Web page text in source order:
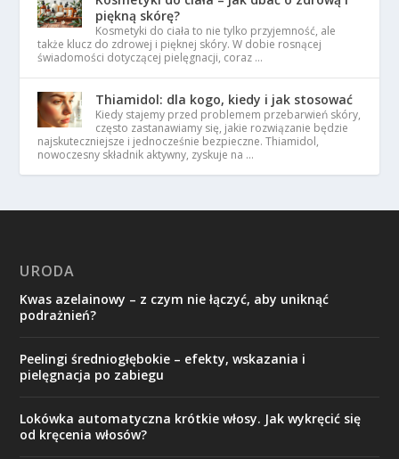
piękną skórę?
Kosmetyki do ciała to nie tylko przyjemność, ale
także klucz do zdrowej i pięknej skóry. W dobie rosnącej
świadomości dotyczącej pielęgnacji, coraz …
Thiamidol: dla kogo, kiedy i jak stosować
Kiedy stajemy przed problemem przebarwień skóry,
często zastanawiamy się, jakie rozwiązanie będzie
najskuteczniejsze i jednocześnie bezpieczne. Thiamidol,
nowoczesny składnik aktywny, zyskuje na …
URODA
Kwas azelainowy – z czym nie łączyć, aby uniknąć
podrażnień?
Peelingi średniogłębokie – efekty, wskazania i
pielęgnacja po zabiegu
Lokówka automatyczna krótkie włosy. Jak wykręcić się
od kręcenia włosów?